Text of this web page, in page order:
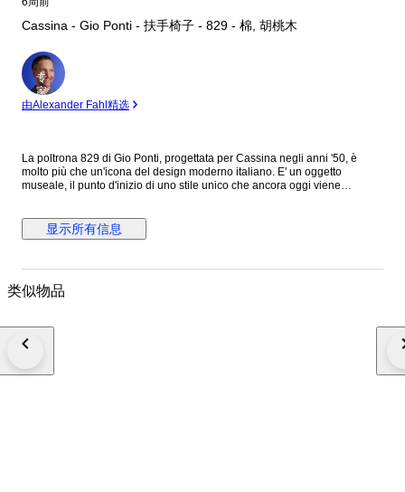
Cassina - Gio Ponti - 扶手椅子 - 829 - 棉, 胡桃木
专
家
由Alexander Fahl精选
La poltrona 829 di Gio Ponti, progettata per Cassina negli anni '50, è
molto più che un'icona del design moderno italiano. E' un oggetto
museale, il punto d'inizio di uno stile unico che ancora oggi viene
dell'ebanisteria del 900. Caratterizzata da un sistema meccanico
reclinabile, é un omaggio alla bellezza ed alla funzionalità, offrendo
quest'asta è stata realizzata in legno di noce massello giuntato e rifinita
massimo confort di seduta. Bibliografia: U.La Pietra, Gio Ponti, L’Arte si
di fare offerte
显示所有信息
类似物品